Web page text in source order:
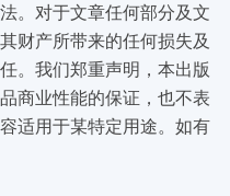
。对于文章任何部分及文
财产所带来的任何损失及
。我们郑重声明，本出版
商业性能的保证，也不表
适用于某特定用途。如有